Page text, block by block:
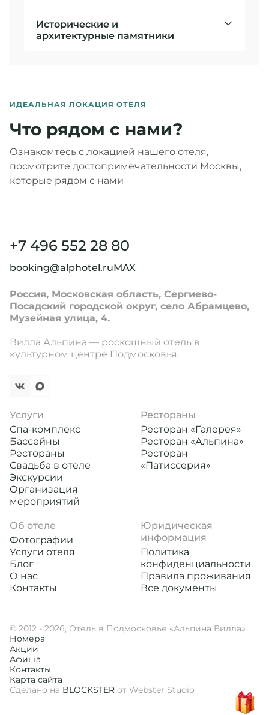
Исторические и
архитектурные памятники
ИДЕАЛЬНАЯ ЛОКАЦИЯ ОТЕЛЯ
Что рядом с нами?
Ознакомтесь с локацией нашего отеля,
посмотрите достопримечательности Москвы,
которые рядом с нами
+7 496 552 28 80
booking@alphotel.ruMAX
Россия, Московская область, Сергиево-
Посадский городской округ, село Абрамцево,
Музейная улица, 4.
Вилла Альпина — роскошный отель в
культурном центре Подмосковья.
Услуги
Спа-комплекс
Бассейны
Рестораны
Свадьба в отеле
Экскурсии
Организация
мероприятий
Рестораны
Ресторан «Галерея»
Ресторан «Альпина»
Ресторан
«Патиссерия»
Об отеле
Фотографии
Услуги отеля
Блог
О нас
Контакты
Юридическая
информация
Политика
конфиденциальности
Правила проживания
Все документы
© 2012 - 2026, Отель в Подмосковье «Альпина Вилла»
Номера
Акции
Афиша
Контакты
Карта сайта
Сделано на BLOCKSTER от Webster Studio